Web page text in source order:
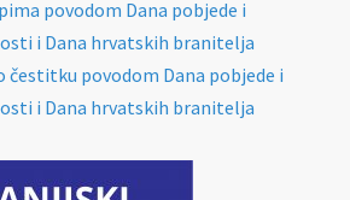
povodom Dana pobjede i
i Dana hrvatskih branitelja
čestitku povodom Dana pobjede i
i Dana hrvatskih branitelja